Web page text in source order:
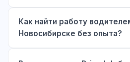
Как найти работу
Новосибирске без опыта?